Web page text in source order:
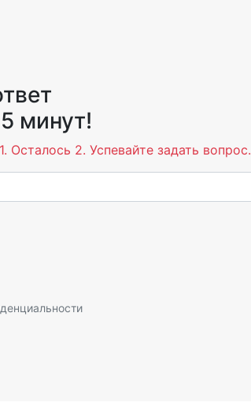
минут!
Осталось 2. Успевайте задать вопрос.